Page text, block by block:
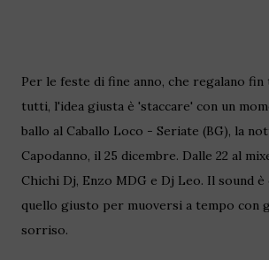
Per le feste di fine anno, che regalano
tutti, l'idea giusta è 'staccare' con un
ballo al Caballo Loco - Seriate (BG), la
Capodanno, il 25 dicembre. Dalle 22 al
Chichi Dj, Enzo MDG e Dj Leo. Il sound è
quello giusto per muoversi a tempo con
sorriso.